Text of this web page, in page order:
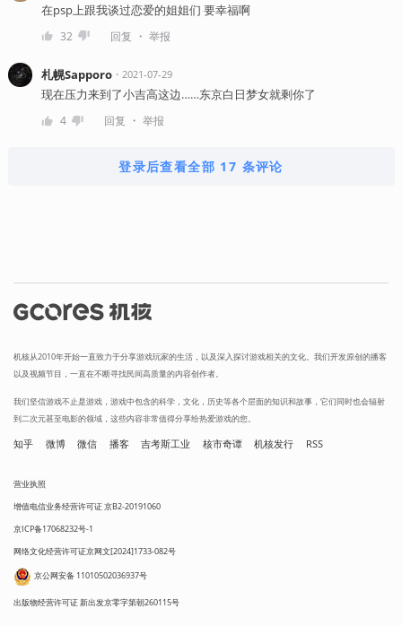
在psp上跟我谈过恋爱的姐姐们 要幸福啊
32 回复 ・ 举报
札幌Sapporo・ 2021-07-29
现在压力来到了小吉高这边……东京白日梦女就剩你了
4 回复 ・ 举报
登录后查看全部 17 条评论
机核从2010年开始一直致力于分享游戏玩家的生活，以及深入探讨游戏相关的文化。我们开发原创的播客
以及视频节目，一直在不断寻找民间高质量的内容创作者。
我们坚信游戏不止是游戏，游戏中包含的科学，文化，历史等各个层面的知识和故事，它们同时也会辐射
到二次元甚至电影的领域，这些内容非常值得分享给热爱游戏的您。
知乎 微博 微信 播客 吉考斯工业 核市奇谭 机核发行 RSS
营业执照
增值电信业务经营许可证 京B2-20191060
京ICP备17068232号-1
网络文化经营许可证京网文[2024]1733-082号
京公网安备 11010502036937号
出版物经营许可证 新出发京零字第朝260115号